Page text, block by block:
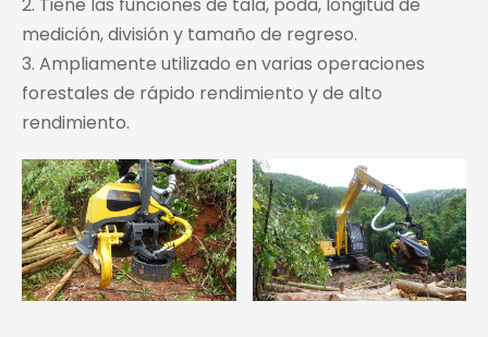
medición, división y tamaño de regreso.
3. Ampliamente utilizado en varias operaciones
forestales de rápido rendimiento y de alto
rendimiento.